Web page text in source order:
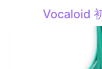
Vocaloid